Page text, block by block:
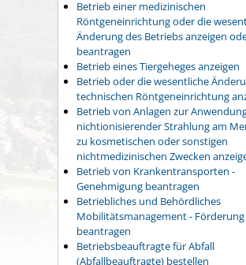
Betrieb einer medizinischen
Röntgeneinrichtung oder die
Änderung des Betriebs anzeigen
beantragen
Betrieb eines Tiergeheges anzeigen
Betrieb oder die wesentliche
technischen Röntgeneinrichtung
Betrieb von Anlagen zur
nichtionisierender Strahlung am
zu kosmetischen oder sonstigen
nichtmedizinischen Zwecken
Betrieb von Krankentransporten -
Genehmigung beantragen
Betriebliches und Behördliches
Mobilitätsmanagement - Förderung
beantragen
Betriebsbeauftragte für Abfall
(Abfallbeauftragte) bestellen